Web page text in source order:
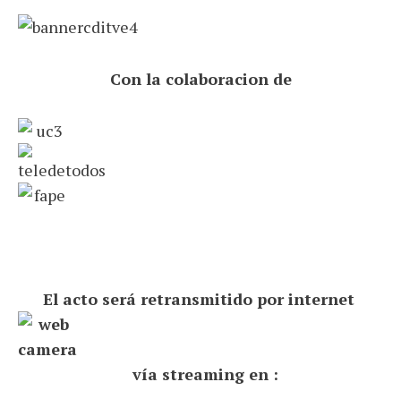
Con la colaboracion de
El acto será retransmitido por internet
vía streaming en :